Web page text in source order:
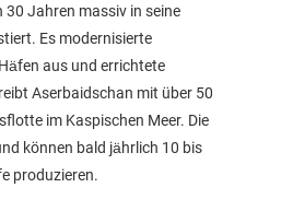
30 Jahren massiv in seine
Es modernisierte
aus und errichtete
Aserbaidschan mit über 50
im Kaspischen Meer. Die
können bald jährlich 10 bis
produzieren.